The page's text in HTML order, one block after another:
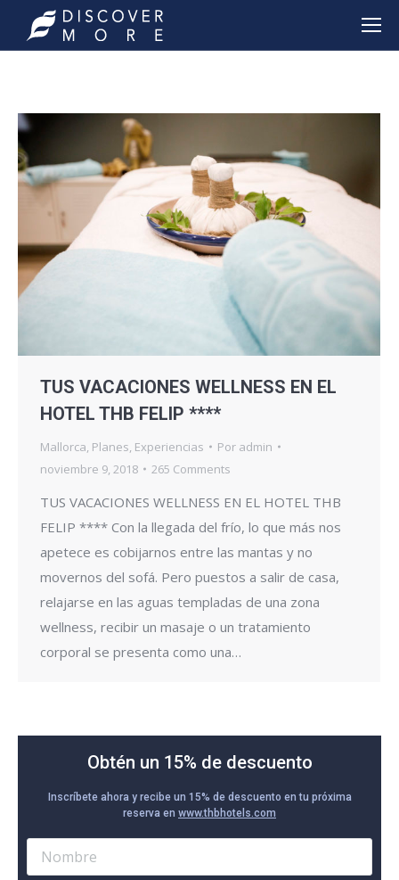
TUS VACACIONES WELLNESS EN EL
HOTEL THB FELIP ****
Mallorca Planes Experiencias Por admin
noviembre 9, 2018
265 Comments
TUS VACACIONES WELLNESS EN EL HOTEL THB
FELIP **** Con la llegada del frío, lo que más nos
apetece es cobijarnos entre las mantas y no
movernos del sofá. Pero puestos a salir de casa,
relajarse en las aguas templadas de una zona
wellness, recibir un masaje o un tratamiento
corporal se presenta como una…
Obtén un 15% de descuento
Inscríbete ahora y recibe un 15% de descuento en tu próxima
reserva en www.thbhotels.com